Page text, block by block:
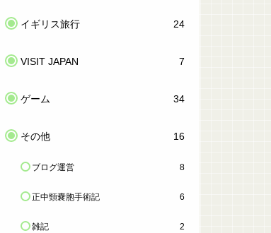
イギリス旅行 24
VISIT JAPAN 7
ゲーム 34
その他 16
ブログ運営 8
正中頸嚢胞手術記 6
雑記 2